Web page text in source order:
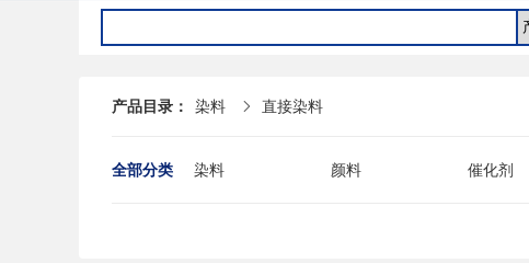
产品目录： 染料  直接染料
全部分类 染料 颜料 催化剂